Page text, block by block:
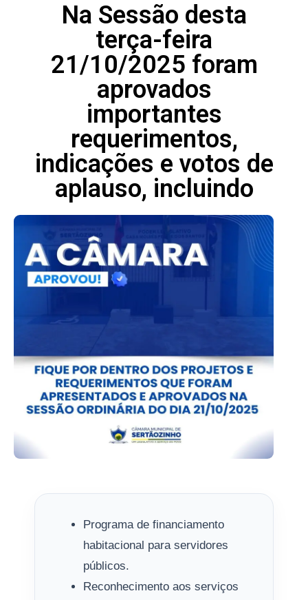
Na Sessão desta
terça-feira
21/10/2025 foram
aprovados
importantes
requerimentos,
indicações e votos de
aplauso, incluindo
Programa de financiamento
habitacional para servidores
públicos.
Reconhecimento aos serviços